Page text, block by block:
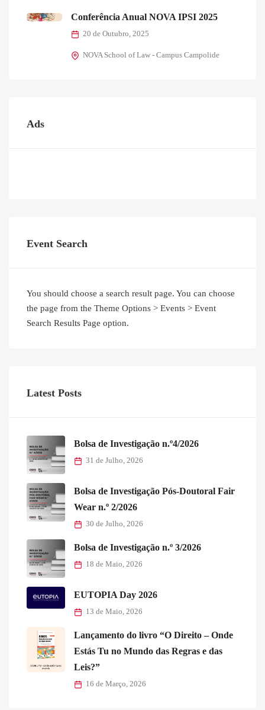
Conferência Anual NOVA IPSI 2025
20 de Outubro, 2025
NOVA School of Law - Campus Campolide
Ads
Event Search
You should choose a search result page. You can choose
the page from the Theme Options > Events > Event
Search Results Page option.
Latest Posts
Bolsa de Investigação n.º4/2026
31 de Julho, 2026
Bolsa de Investigação Pós-Doutoral Fair
Wear n.º 2/2026
30 de Julho, 2026
Bolsa de Investigação n.º 3/2026
18 de Maio, 2026
EUTOPIA Day 2026
13 de Maio, 2026
Lançamento do livro “O Direito – Onde
Estás Tu no Mundo das Regras e das
Leis?”
16 de Março, 2026